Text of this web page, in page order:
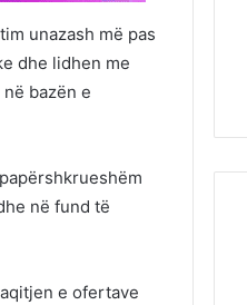
unazash më pas
dhe lidhen me
bazën e
në fund të
e ofertave